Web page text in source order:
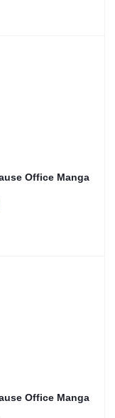
Office Manga
Office Manga